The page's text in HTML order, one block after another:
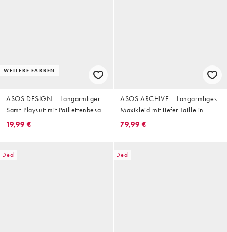
WEITERE FARBEN
ASOS DESIGN – Langärmliger
Samt-Playsuit mit Paillettenbesatz
in Silber
19,99 €
ASOS ARCHIVE – Langärmliges
Maxikleid mit tiefer Taille in
Silber mit Paillettenverzierung
79,99 €
Deal Deal